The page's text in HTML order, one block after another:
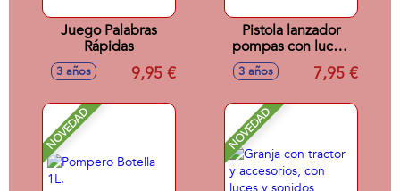
Juego Palabras
Rápidas
3 años 9,95 €
Pistola lanzador
pompas con luces,
botella 60 ml.
3 años 7,95 €
NOVEDAD NOVEDAD